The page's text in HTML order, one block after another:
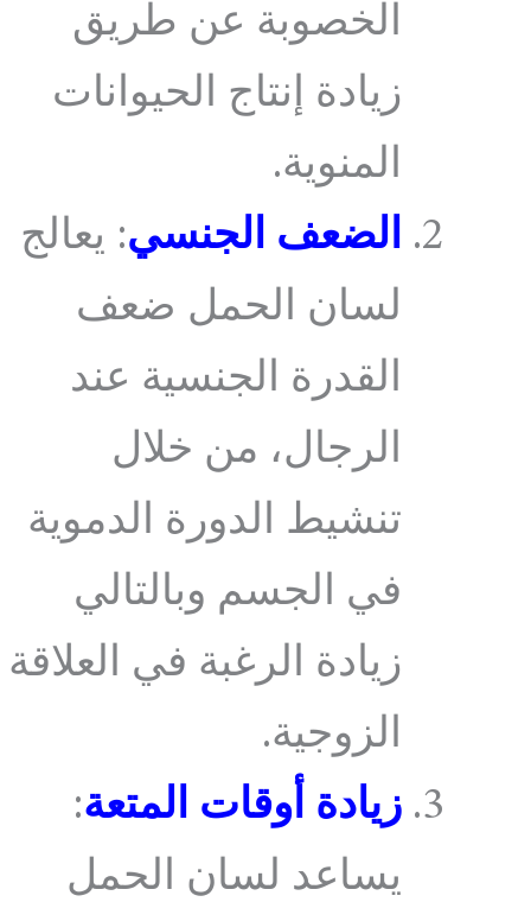
الخصوبة عن طريق
زيادة إنتاج الحيوانات
المنوية.
الضعف الجنسي: يعالج
لسان الحمل ضعف
القدرة الجنسية عند
الرجال، من خلال
تنشيط الدورة الدموية
في الجسم وبالتالي
زيادة الرغبة في العلاقة
الزوجية.
زيادة أوقات المتعة:
يساعد لسان الحمل